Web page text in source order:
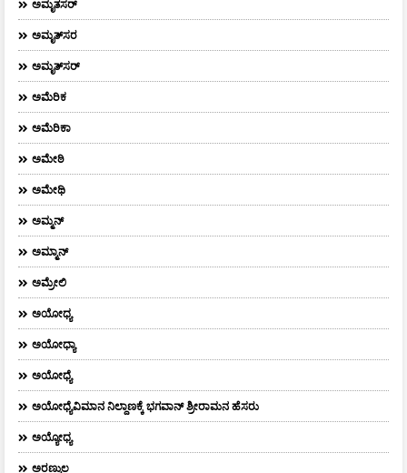
ಅಮೃತಸರ್
ಅಮೃತ್‌ಸರ
ಅಮೃತ್​ಸರ್​
ಅಮೆರಿಕ
ಅಮೆರಿಕಾ
ಅಮೇಠಿ
ಅಮೇಥಿ
ಅಮ್ಮನ್‌
ಅಮ್ಮಾನ್
ಅಮ್ರೇಲಿ
ಅಯೋಧ್ಯ
ಅಯೋಧ್ಯಾ
ಅಯೋಧ್ಯೆ
ಅಯೋಧ್ಯೆವಿಮಾನ ನಿಲ್ದಾಣಕ್ಕೆ ಭಗವಾನ್ ಶ್ರೀರಾಮನ ಹೆಸರು
ಅಯ್ಯೋಧ್ಯ
ಅರಣ್ಮುಲ